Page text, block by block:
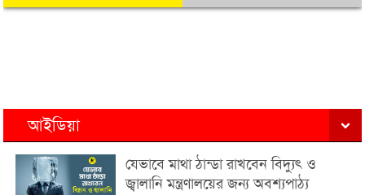
আইডিয়া
যেভাবে মাথা ঠান্ডা রাখবেন বিদ্যুৎ ও
জ্বালানি মন্ত্রণালয়ের জন্য অবশ্যপাঠ্য